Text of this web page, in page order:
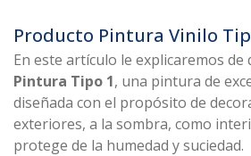
Producto Pintura Vinilo
En este artículo le explicaremos de
Pintura Tipo 1, una pintura de
diseñada con el propósito de
exteriores, a la sombra, como
protege de la humedad y suciedad.